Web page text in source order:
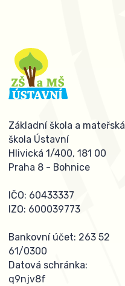
Základní škola a mateřská
škola Ústavní
Hlivická 1/400, 181 00
Praha 8 - Bohnice
IČO: 60433337
IZO: 600039773
Bankovní účet: 263 52
61/0300
Datová schránka:
q9njv8f